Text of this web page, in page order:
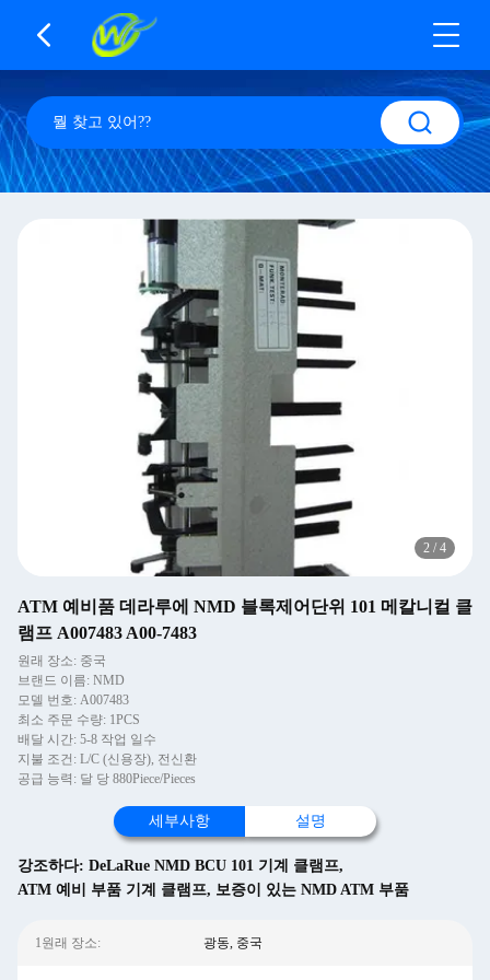
2 / 4
ATM 예비품 데라루에 NMD 블록제어단위 101 메칼니컬 클
램프 A007483 A00-7483
원래 장소: 중국
브랜드 이름: NMD
모델 번호: A007483
최소 주문 수량: 1PCS
배달 시간: 5-8 작업 일수
지불 조건: L/C (신용장), 전신환
공급 능력: 달 당 880Piece/Pieces
세부사항 설명
강조하다: DeLaRue NMD BCU 101 기계 클램프,
ATM 예비 부품 기계 클램프, 보증이 있는 NMD ATM 부품
1원래 장소: 광동, 중국